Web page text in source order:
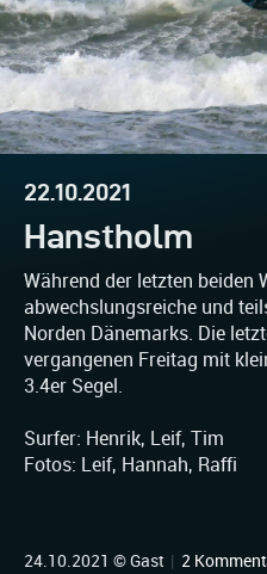
22.10.2021
Hanstholm
Während der letzten beiden
abwechslungsreiche und
Norden Dänemarks. Die
vergangenen Freitag mit
3.4er Segel.
Surfer: Henrik, Leif, Tim
Fotos: Leif, Hannah, Raffi
24.10.2021 © Gast | 2